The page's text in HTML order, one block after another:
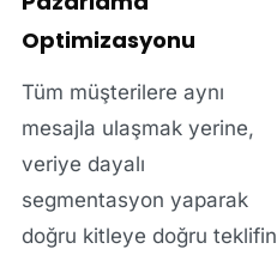
Optimizasyonu
Tüm müşterilere aynı
mesajla ulaşmak yerine,
veriye dayalı
segmentasyon yaparak
doğru kitleye doğru teklifin